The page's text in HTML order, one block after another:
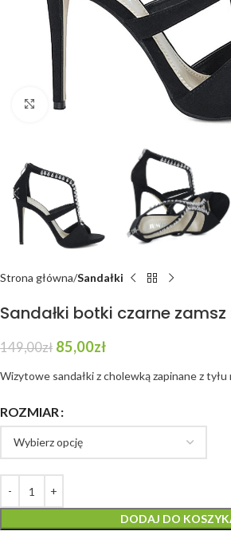
Click to enlarge
Strona główna Sandałki
Sandałki botki czarne
149,00zł 85,00zł
Wizytowe sandałki z cholewką zapinane z tyłu
ROZMIAR
DODAJ DO